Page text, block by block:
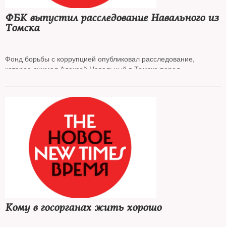
ФБК выпустил расследование Навального из
Томска
Фонд борьбы с коррупцией опубликовал расследование,
которое снимал Алексей Навальный в Томске перед
депутатах местной гордумы и их связях
Кому в госорганах жить хорошо